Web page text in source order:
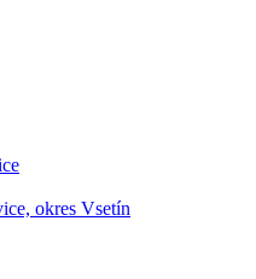
okres Vsetín